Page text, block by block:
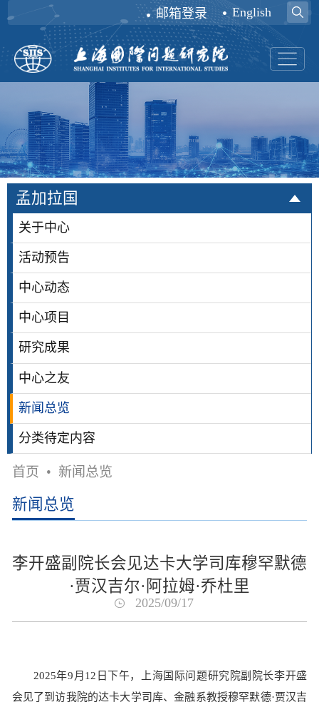
邮箱登录 English
孟加拉国
关于中心
活动预告
中心动态
中心项目
研究成果
中心之友
新闻总览
分类待定内容
首页 • 新闻总览
新闻总览
李开盛副院长会见达卡大学司库穆罕默德
·贾汉吉尔·阿拉姆·乔杜里
2025/09/17
2025年9月12日下午，上海国际问题研究院副院长李开盛
会见了到访我院的达卡大学司库、金融系教授穆罕默德·贾汉吉